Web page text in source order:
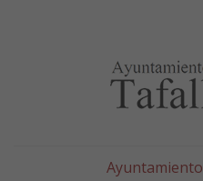
Ayuntamiento